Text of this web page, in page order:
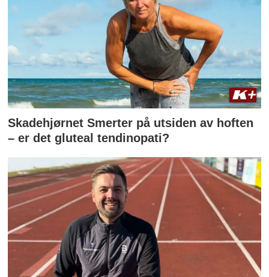
Skadehjørnet Smerter på utsiden av hoften
– er det gluteal tendinopati?